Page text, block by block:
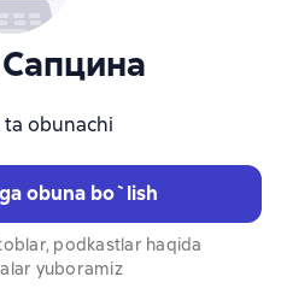
ta obunachi
obuna bo`lish
podkastlar haqida
yuboramiz